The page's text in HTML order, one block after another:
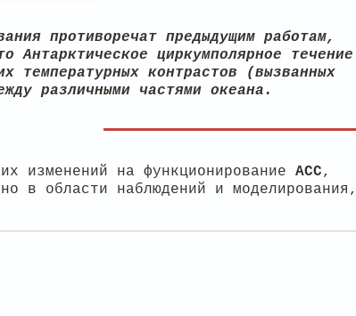
противоречат предыдущим работам,
Антарктическое циркумполярное течение
температурных контрастов (вызванных
различными частями океана.
изменений на функционирование ACC,
в области наблюдений и